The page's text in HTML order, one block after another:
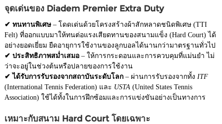
จุดเด่นของ Diadem Premier Extra Duty
✔ ทนทานพิเศษ– โดดเด่นด้วยโครงสร้างผ้าสักหลาดชนิดพิเศษ (TTI
Felt) ที่ออกแบบมาให้ทนต่อแรงเสียดทานของสนามแข็ง (Hard Court) ได้
อย่างยอดเยี่ยม ยืดอายุการใช้งานของลูกบอลได้นานกว่ามาตรฐานทั่วไป
✔ ประสิทธิภาพสม่ำเสมอ – ให้การกระดอนและการควบคุมที่แม่นยำ ไม่
ว่าจะอยู่ในช่วงต้นหรือปลายของการใช้งาน
✔ ได้รับการรับรองจากสถาบันระดับโลก – ผ่านการรับรองจากทั้ง ITF
(International Tennis Federation) และ USTA (United States Tennis
Association) ใช้ได้ทั้งในการฝึกซ้อมและการแข่งขันอย่างเป็นทางการ
เหมาะกับสนาม Hard Court โดยเฉพาะ